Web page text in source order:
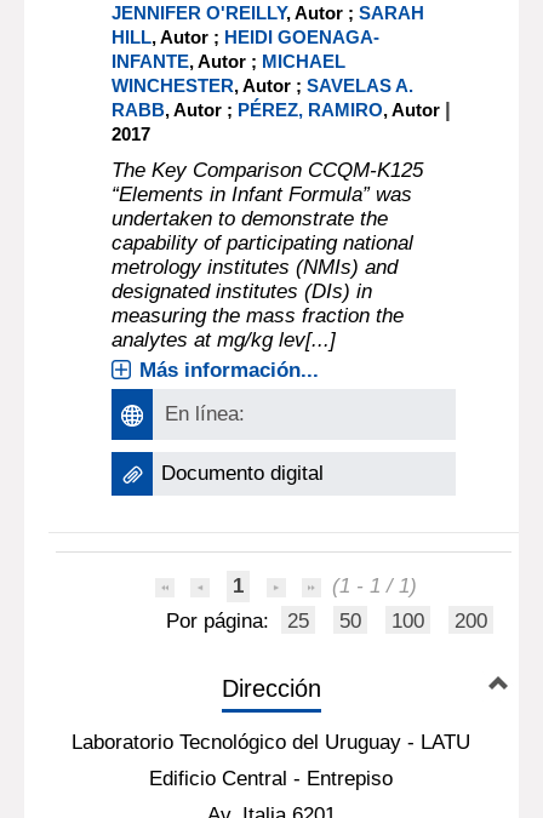
JENNIFER O'REILLY, Autor ;SARAH
HILL, Autor ; HEIDI GOENAGA-
INFANTE, Autor ; MICHAEL
WINCHESTER, Autor ;SAVELAS A.
RABB, Autor ; PÉREZ, RAMIRO, Autor |
2017
The Key Comparison CCQM-K125
“Elements in Infant Formula” was
undertaken to demonstrate the
capability of participating national
metrology institutes (NMIs) and
designated institutes (DIs) in
measuring the mass fraction the
analytes at mg/kg lev[...]
Más información...
En línea:
Documento digital
1
(1 - 1 / 1)
Por página:
25 50 100 200
Dirección
Laboratorio Tecnológico del Uruguay - LATU
Edificio Central - Entrepiso